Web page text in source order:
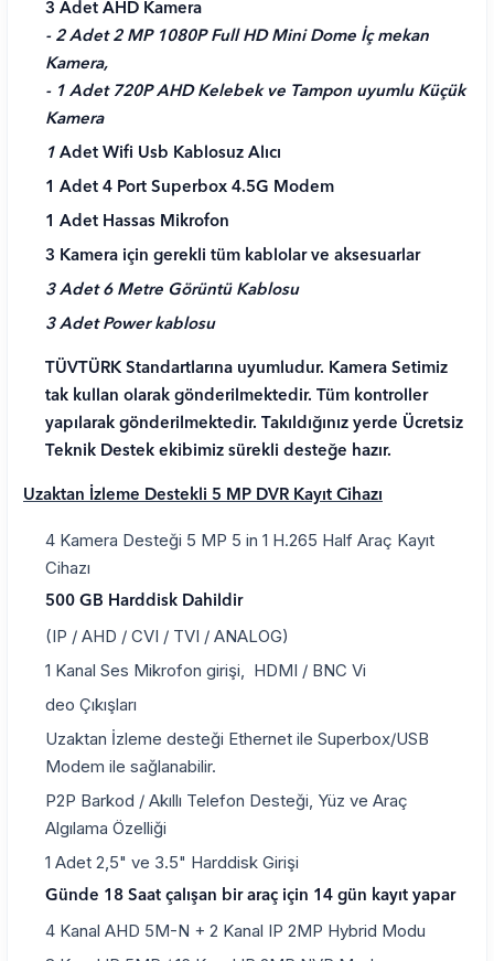
3 Adet AHD Kamera
- 2 Adet 2 MP 1080P Full HD Mini Dome İç mekan
Kamera,
- 1 Adet 720P AHD Kelebek ve Tampon uyumlu Küçük
Kamera
1 AdetWifi Usb Kablosuz Alıcı
1 Adet 4 Port Superbox 4.5G Modem
1 Adet Hassas Mikrofon
3 Kamera için gerekli tüm kablolar ve aksesuarlar
3 Adet 6 Metre Görüntü Kablosu
3 Adet Power kablosu
TÜVTÜRK Standartlarına uyumludur. Kamera Setimiz
tak kullan olarak gönderilmektedir. Tüm kontroller
yapılarak gönderilmektedir. Takıldığınız yerde Ücretsiz
Teknik Destek ekibimiz sürekli desteğe hazır.
Uzaktan İzleme Destekli 5 MP DVR Kayıt Cihazı
4 Kamera Desteği 5 MP 5 in 1 H.265 Half Araç Kayıt
Cihazı
500 GB Harddisk Dahildir
(IP / AHD / CVI / TVI / ANALOG)
1 Kanal Ses Mikrofon girişi, HDMI / BNC Vi
deo Çıkışları
Uzaktan İzleme desteği Ethernet ile Superbox/USB
Modem ile sağlanabilir.
P2P Barkod / Akıllı Telefon Desteği, Yüz ve Araç
Algılama Özelliği
1 Adet 2,5" ve 3.5" Harddisk Girişi
Günde 18 Saat çalışan bir araç için 14 gün kayıt yapar
4 Kanal AHD 5M-N + 2 Kanal IP 2MP Hybrid Modu